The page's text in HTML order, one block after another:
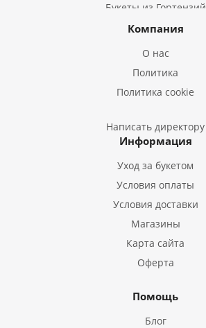
Букеты из Гортензий
Букеты из Ирисов
Букеты из Эустом
Букеты из Гладиолусов
Букеты из Тюльпанов
Компания
О нас
Политика
Политика cookie
Написать директору
Информация
Уход за букетом
Условия оплаты
Условия доставки
Магазины
Карта сайта
Оферта
Помощь
Блог